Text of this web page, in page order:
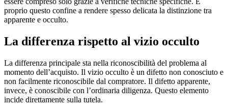
proprio questo confine a rendere spesso delicata la distinzione tra
apparente e occulto.
La differenza rispetto al vizio occulto
La differenza principale sta nella riconoscibilità del problema al
momento dell’acquisto. Il vizio occulto è un difetto non conosciuto e
non facilmente riconoscibile dal compratore. Il difetto apparente,
invece, è conoscibile con l’ordinaria diligenza. Questo elemento
incide direttamente sulla tutela.